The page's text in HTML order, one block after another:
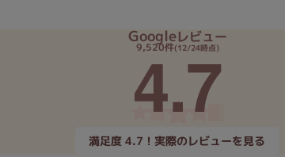
Googleレビュー
9,520件(12/24時点)
4.7
満足度 4.7！実際のレビューを見る